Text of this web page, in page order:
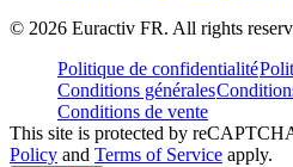
© 2026 Euractiv FR. All rights
Politique de confidentialité
Conditions générales
Conditions de vente
This site is protected by
Policy and Terms of Service apply.